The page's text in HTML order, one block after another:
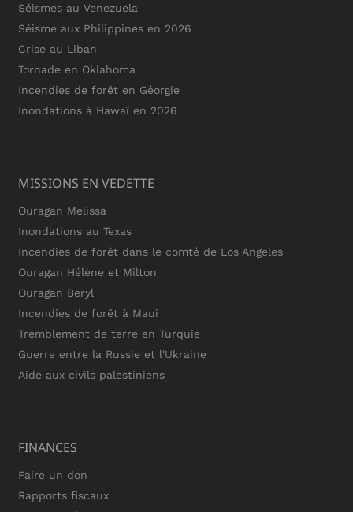
Séismes au Venezuela
Séisme aux Philippines en 2026
Crise au Liban
Tornade en Oklahoma
Incendies de forêt en Géorgie
Inondations à Hawaï en 2026
MISSIONS EN VEDETTE
Ouragan Melissa
Inondations au Texas
Incendies de forêt dans le comté de Los Angeles
Ouragan Hélène et Milton
Ouragan Beryl
Incendies de forêt à Maui
Tremblement de terre en Turquie
Guerre entre la Russie et l'Ukraine
Aide aux civils palestiniens
FINANCES
Faire un don
Rapports fiscaux